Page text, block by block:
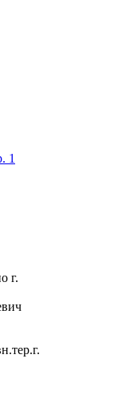
1
г.